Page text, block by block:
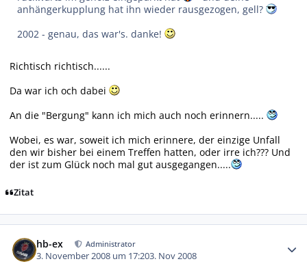
anhängerkupplung hat ihn wieder rausgezogen, gell?
2002 - genau, das war's. danke!
Richtisch richtisch......
Da war ich och dabei
An die "Bergung" kann ich mich auch noch erinnern.....
Wobei, es war, soweit ich mich erinnere, der einzige Unfall
den wir bisher bei einem Treffen hatten, oder irre ich??? Und
der ist zum Glück noch mal gut ausgegangen.....
Zitat
hb-ex Administrator
3. November 2008 um 17:203. Nov 2008